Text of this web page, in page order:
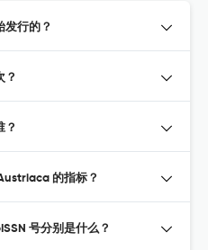
行的？
？
？
的指标？
号分别是什么？